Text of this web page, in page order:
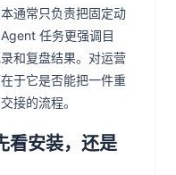
通常只负责把固定动
任务更强调目
和复盘结果。对运营
于它是否能把一件重
接的流程。
看安装，还是